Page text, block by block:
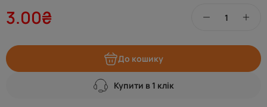
3.00₴
До кошику
Купити в 1 клік